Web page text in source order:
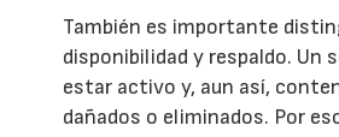
También es importante
disponibilidad y respaldo. Un
estar activo y, aun así,
dañados o eliminados. Por